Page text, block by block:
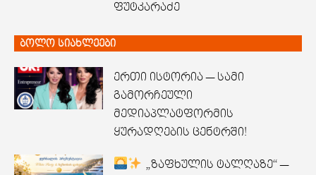
ფუტკარაძე
ბოლო სიახლეები
ერთი ისტორია — სამი
გამორჩეული
მედიაპლატფორმის
ყურადღების ცენტრში!
„ზაფხულის ტალღაზე“ —